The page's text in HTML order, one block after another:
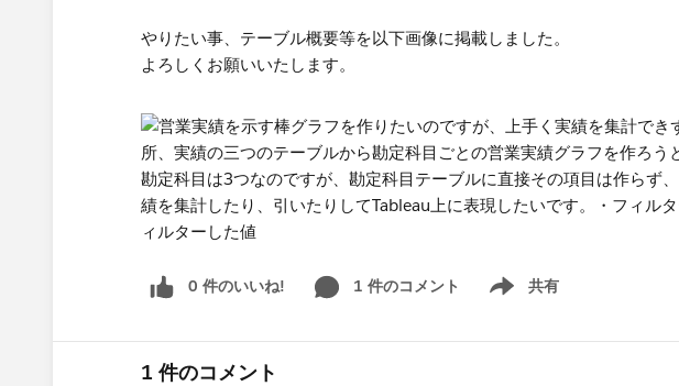
やりたい事、テーブル概要等を以下画像に掲載しました。
よろしくお願いいたします。​
0 件のいいね! 1 件のコメント 共有
Show menu
1 件のコメント